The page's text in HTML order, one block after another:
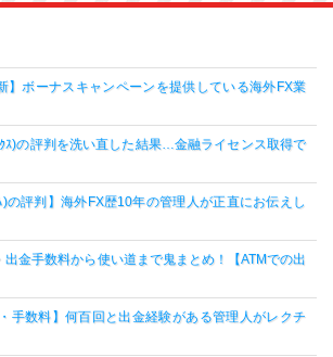
】ボーナスキャンペーンを提供している海外FX業
ｽ)の評判を洗い直した結果…金融ライセンス取得で
)の評判】海外FX歴10年の管理人が正直にお伝えし
出金手数料から使い道まで鬼まとめ！【ATMでの出
手数料】何百回と出金経験がある管理人がレクチ